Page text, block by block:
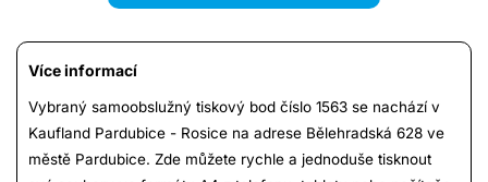
Více informací
Vybraný samoobslužný tiskový bod číslo 1563 se nachází v
Kaufland Pardubice - Rosice na adrese Bělehradská 628 ve
městě Pardubice. Zde můžete rychle a jednoduše tisknout